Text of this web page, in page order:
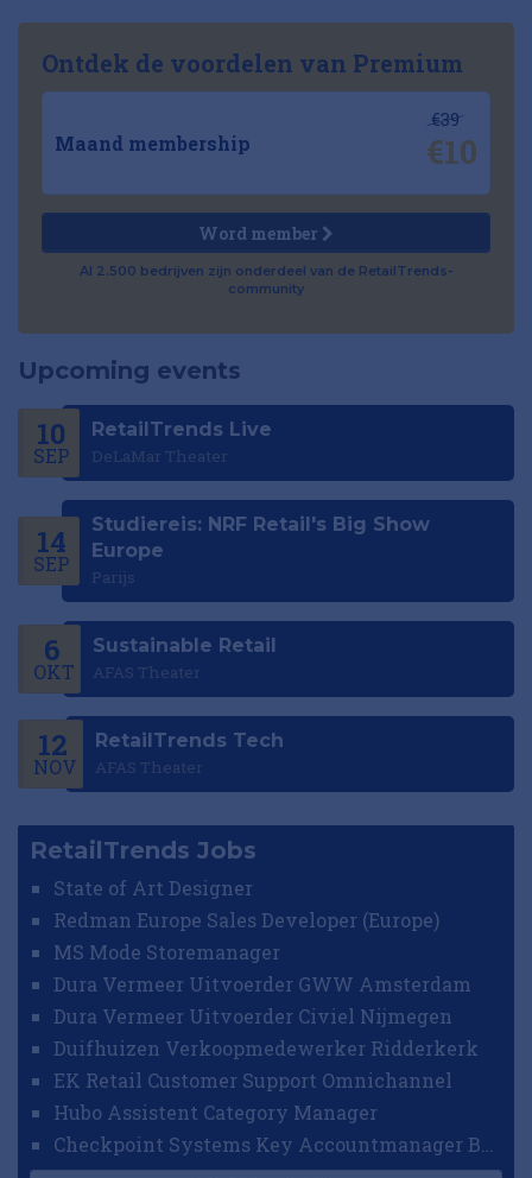
Ontdek de voordelen van Premium
Maand membership
€39
€10
Word member
Al 2.500 bedrijven zijn onderdeel van de RetailTrends-
community
Upcoming events
10
SEP
RetailTrends Live
DeLaMar Theater
14
SEP
Studiereis: NRF Retail's Big Show
Europe
Parijs
6
OKT
Sustainable Retail
AFAS Theater
12
NOV
RetailTrends Tech
AFAS Theater
RetailTrends Jobs
State of Art Designer
Redman Europe Sales Developer (Europe)
MS Mode Storemanager
Dura Vermeer Uitvoerder GWW Amsterdam
Dura Vermeer Uitvoerder Civiel Nijmegen
Duifhuizen Verkoopmedewerker Ridderkerk
EK Retail Customer Support Omnichannel
Hubo Assistent Category Manager
Checkpoint Systems Key Accountmanager Benelux